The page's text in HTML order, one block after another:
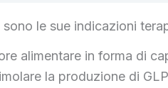
sono le sue indicazioni
alimentare in forma di
la produzione di